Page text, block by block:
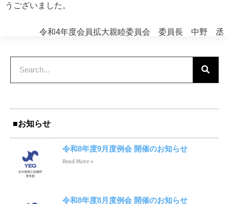
うございました。
令和4年度会員拡大親睦委員会 委員長 中野 丞
■お知らせ
令和8年度9月度例会 開催のお知らせ
Read More »
令和8年度8月度例会 開催のお知らせ